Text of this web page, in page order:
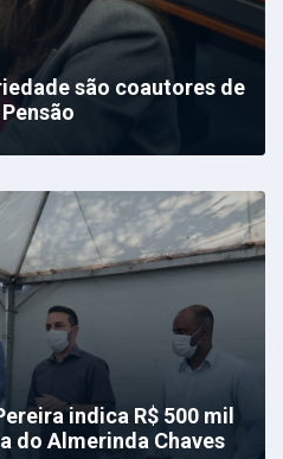
são coautores de
indica R$ 500 mil
do Almerinda Chaves